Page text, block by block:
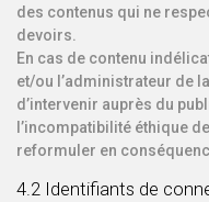
des contenus qui ne
devoirs.
En cas de contenu
et/ou l’administrateur de
d’intervenir auprès du
l’incompatibilité éthique
reformuler en
4.2 Identifiants de